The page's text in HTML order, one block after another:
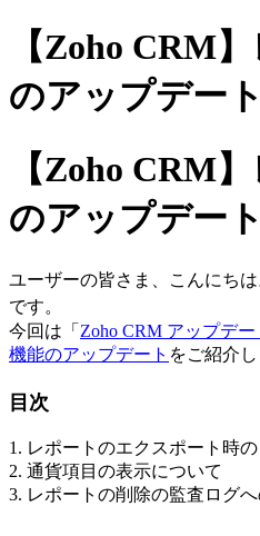
【Zoho CRM
のアップデート
【Zoho CRM
のアップデート
ユーザーの皆さま、こんにち
です。
今回は「 Zoho CRM アップデー
機能のアップデート をご紹介し
目次
1. レポートのエクスポート時
2. 通貨項目の表示について
3. レポートの削除の監査ログ